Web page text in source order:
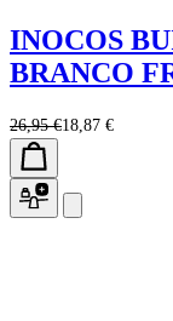
INOCOS
BRANCO
26,95 €18,87 €